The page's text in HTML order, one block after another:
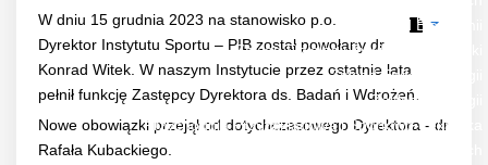
Zakład Biochemii
Zakład Fizjologii Żywienia i Dietetyki
Zakład Endokrynologii
Zakład Fizjologii
Przychodnia Przyzakładowa i Sportowo-Lekarska
W dniu 15 grudnia 2023 na stanowisko p.o.
Dyrektor Instytutu Sportu – PIB został powołany dr
Konrad Witek. W naszym Instytucie przez ostatnie lata
pełnił funkcję Zastępcy Dyrektora ds. Badań i Wdrożeń.
Nowe obowiązki przejął od dotychczasowego Dyrektora - dr
Rafała Kubackiego.